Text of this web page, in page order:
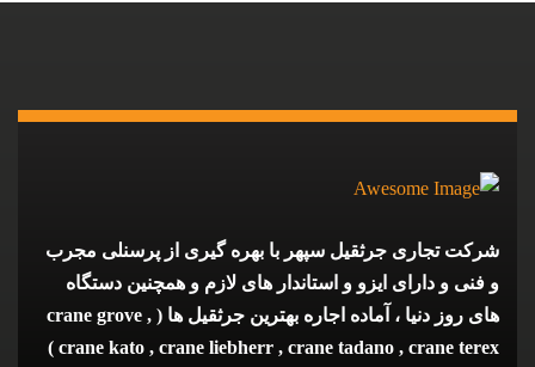
شرکت تجاری جرثقیل سپهر با بهره گیری از پرسنلی مجرب
و فنی و دارای ایزو و استاندار های لازم و همچنین دستگاه
های روز دنیا ، آماده اجاره بهترین جرثقیل ها ( crane grove ,
crane kato , crane liebherr , crane tadano , crane terex )